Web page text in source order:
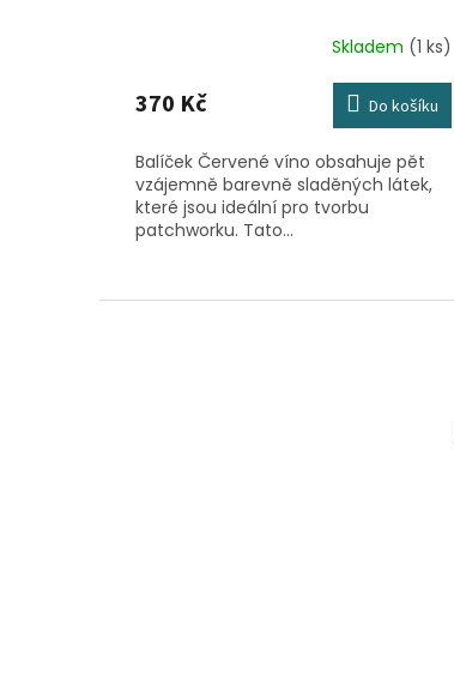
Skladem (1 ks)
370 Kč Do košíku
Balíček Červené víno obsahuje pět
vzájemně barevně sladěných látek,
které jsou ideální pro tvorbu
patchworku. Tato...